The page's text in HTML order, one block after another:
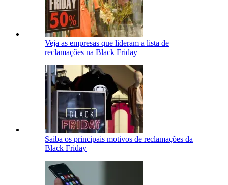
Veja as empresas que lideram a lista de
reclamações na Black Friday
Saiba os principais motivos de reclamações da
Black Friday